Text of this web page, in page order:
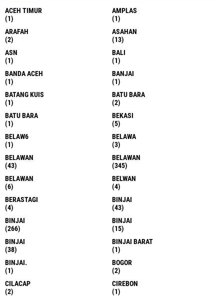
ACEH TIMUR
(1)
AMPLAS
(1)
ARAFAH
(2)
ASAHAN
(13)
ASN
(1)
BALI
(1)
BANDA ACEH
(1)
BANJAI
(1)
BATANG KUIS
(1)
BATU BARA
(2)
BATU BARA
(1)
BEKASI
(5)
BELAW6
(1)
BELAWA
(3)
BELAWAN
(43)
BELAWAN
(345)
BELAWAN
(6)
BELWAN
(4)
BERASTAGI
(4)
BINJAI
(43)
BINJAI
(266)
BINJAI
(15)
BINJAI
(38)
BINJAI BARAT
(1)
BINJAI.
(1)
BOGOR
(2)
CILACAP
(2)
CIREBON
(1)